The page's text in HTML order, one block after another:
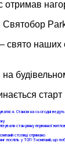
Святобор
свято
на
Станом на сьогодні
стан ринку первинної
столиці отримано
поспіль у ТОП-5 компаній, що